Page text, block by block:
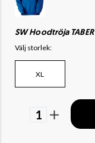
SW Hoodtröja TABER
Välj storlek:
XL
1